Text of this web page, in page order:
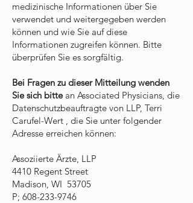
medizinische Informationen über Sie
verwendet und weitergegeben werden
können und wie Sie auf diese
Informationen zugreifen können. Bitte
überprüfen Sie es sorgfältig.
Bei Fragen zu dieser Mitteilung wenden
Sie sich bittean Associated Physicians, die
Datenschutzbeauftragte von LLP, Terri
Carufel-Wert , die Sie unter folgender
Adresse erreichen können:
Assoziierte Ärzte, LLP
4410 Regent Street
Madison, WI 53705
P; 608-233-9746